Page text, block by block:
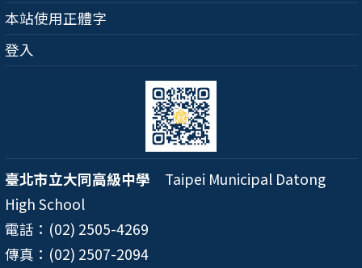
本站使用正體字
登入
臺北市立大同高級中學 Taipei Municipal Datong
High School
電話：(02) 2505-4269
傳真：(02) 2507-2094